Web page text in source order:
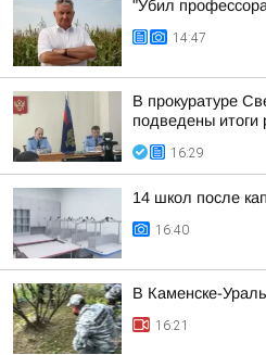
"Убил
14:47
В прокуратуре
подведены итоги
16:29
14 школ после
16:40
В Каменске-
16:21